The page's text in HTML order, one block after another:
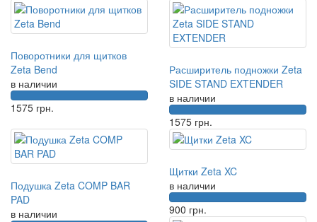
Поворотники для щитков
Zeta Bend
в наличии
1575 грн.
Расширитель подножки Zeta
SIDE STAND EXTENDER
в наличии
1575 грн.
Подушка Zeta COMP BAR
PAD
в наличии
Щитки Zeta XC
в наличии
900 грн.